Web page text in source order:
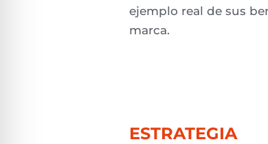
ejemplo real de sus
marca.
ESTRATEGIA